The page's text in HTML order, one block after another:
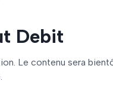
Debit
Le contenu sera